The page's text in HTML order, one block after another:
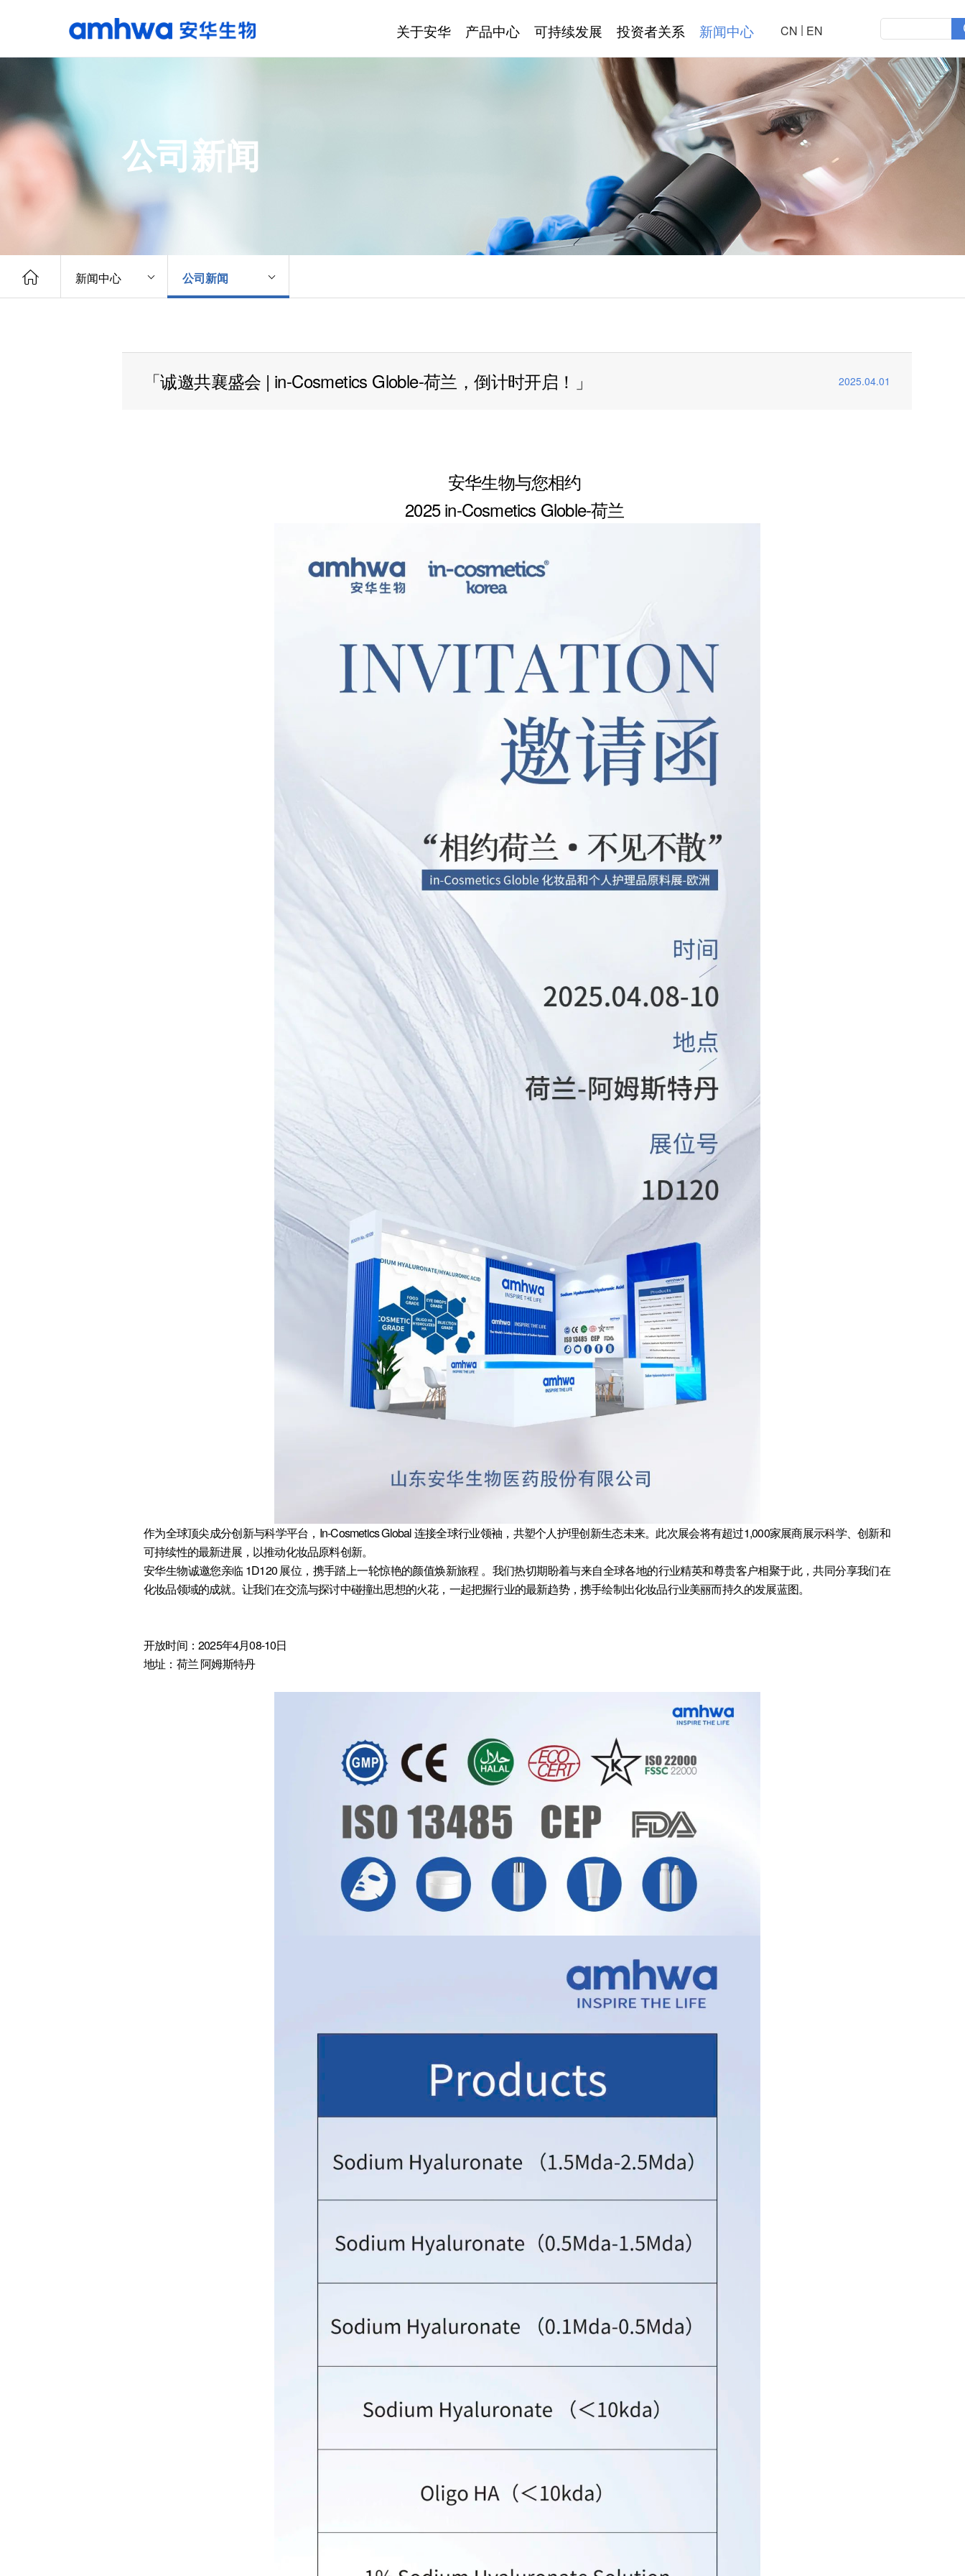
关于安华 产品中心 可持续发展 投资者关系 新闻中心 CN | EN
公司新闻
新闻中心 公司新闻
「诚邀共襄盛会 | in-Cosmetics Globle-荷兰，倒计时开启！」 2025.04.01
安华生物与您相约
2025 in-Cosmetics Globle-荷兰
作为全球顶尖成分创新与科学平台，In-Cosmetics Global 连接全球行业领袖，共塑个人护理创新生态未来。此次展会将有超过1,000家展商展示科学、创新和
可持续性的最新进展，以推动化妆品原料创新。
安华生物诚邀您亲临 1D120 展位，携手踏上一轮惊艳的颜值焕新旅程 。我们热切期盼着与来自全球各地的行业精英和尊贵客户相聚于此，共同分享我们在
化妆品领域的成就。让我们在交流与探讨中碰撞出思想的火花，一起把握行业的最新趋势，携手绘制出化妆品行业美丽而持久的发展蓝图。
开放时间：2025年4月08-10日
地址：荷兰 阿姆斯特丹